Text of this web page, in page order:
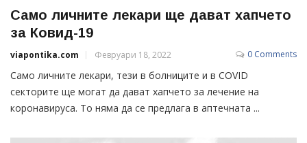
Само личните лекари ще дават хапчето
за Ковид-19
viapontika.com Февруари 18, 2022 0 Comments
Само личните лекари, тези в болниците и в COVID
секторите ще могат да дават хапчето за лечение на
коронавируса. То няма да се предлага в аптечната ...